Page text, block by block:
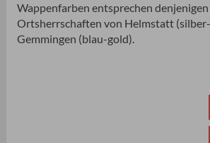
Wappenfarben entsprechen
Ortsherrschaften von Helmstatt
Gemmingen (blau-gold).